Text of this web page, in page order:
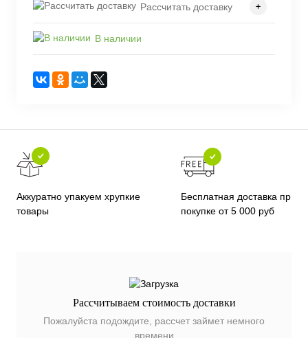
Рассчитать доставку
В наличии
Аккуратно упакуем хрупкие
товары
Бесплатная доставка при
покупке от 5 000 руб
Рассчитываем стоимость доставки
Пожалуйста подождите, рассчет займет немного
времени